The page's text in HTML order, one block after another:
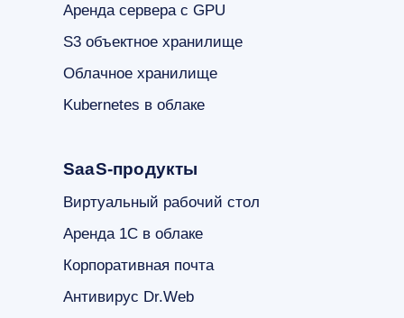
Аренда сервера с GPU
S3 объектное хранилище
Облачное хранилище
Kubernetes в облаке
SaaS-продукты
Виртуальный рабочий стол
Аренда 1С в облаке
Корпоративная почта
Антивирус Dr.Web